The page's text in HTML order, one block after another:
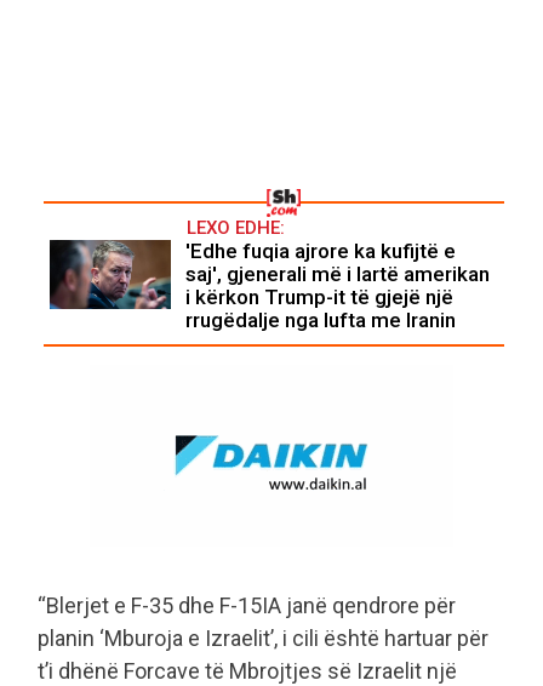
LEXO EDHE:
'Edhe fuqia ajrore ka kufijtë e
saj', gjenerali më i lartë amerikan
i kërkon Trump-it të gjejë një
rrugëdalje nga lufta me Iranin
“Blerjet e F-35 dhe F-15IA janë qendrore për
planin ‘Mburoja e Izraelit’, i cili është hartuar për
t’i dhënë Forcave të Mbrojtjes së Izraelit një